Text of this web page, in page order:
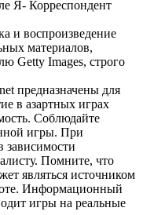
Я- Корреспондент
и воспроизведение
материалов,
Getty Images, строго
предназначены для
в азартных играх
Соблюдайте
игры. При
зависимости
Помните, что
являться источником
Информационный
игры на реальные